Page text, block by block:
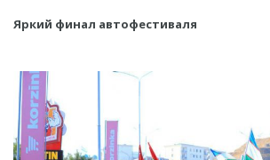
Яркий финал автофестиваля